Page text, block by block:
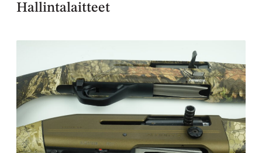
Hallintalaitteet